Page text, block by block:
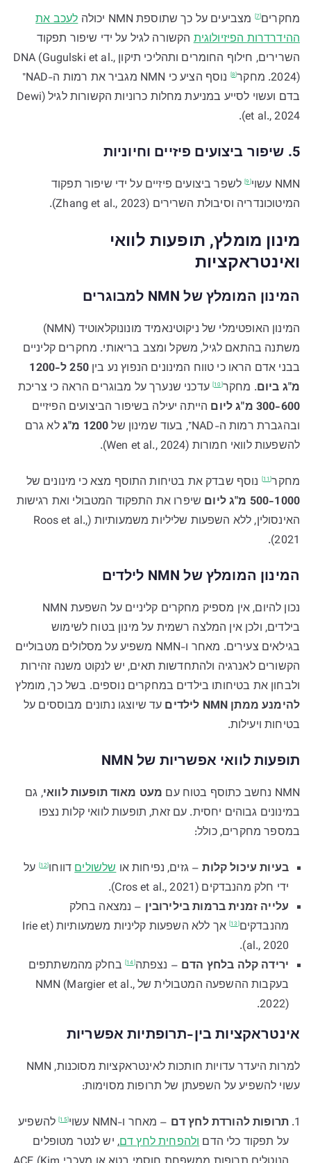
מחקרים[7] מצביעים על כך שתוספת NMN יכולה
לעכב את
ההידרדרות הפיזיולוגיתהקשורה לגיל על ידי שיפור תפקוד
השרירים, חילוף החומרים ותהליכי תיקון DNA (Gugulski et al.,
2024). מחקר[8]
נוסף הציע כי NMN מגביר את רמות ה-NAD⁺
בדם ועשוי לסייע במניעת מחלות כרוניות הקשורות לגיל (Dewi
et al., 2024).
5. שיפור ביצועים פיזיים וחיוניות
NMN עשוי[9]
לשפר ביצועים פיזיים על ידי שיפור תפקוד
המיטוכונדריה וסיבולת השרירים (Zhang et al., 2023).
מינון מומלץ, תופעות לוואי
ואינטראקציות
המינון המומלץ של NMN למבוגרים
המינון האופטימלי של ניקוטינאמיד מונונוקלאוטיד (NMN)
משתנה בהתאם לגיל, משקל ומצב בריאותי. מחקרים קליניים
בבני אדם הראו כי טווח המינונים הנפוץ נע בין
250 ל-1200
מ"ג ביום. מחקר[10]
עדכני שנערך על מבוגרים הראה כי צריכת
300-600 מ"ג ליום
הייתה יעילה בשיפור הביצועים הפיזיים
ובהגברת רמות ה-NAD⁺, בעוד שמינון של
1200 מ"ג
לא גרם
להשפעות לוואי חמורות (Wen et al., 2024).
מחקר[11]
נוסף שבדק את בטיחות התוסף מצא כי מינונים של
500-1000 מ"ג ליום
שיפרו את התפקוד המטבולי ואת רגישות
האינסולין, ללא השפעות שליליות משמעותיות (Roos et al.,
2021).
המינון המומלץ של NMN לילדים
נכון להיום, אין מספיק מחקרים קליניים על השפעת NMN
בילדים, ולכן אין המלצה רשמית על מינון בטוח לשימוש
בגילאים צעירים. מאחר ו-NMN משפיע על מסלולים מטבוליים
הקשורים לאנרגיה ולהתחדשות תאים, יש לנקוט משנה זהירות
ולבחון את בטיחותו בילדים במחקרים נוספים. בשל כך, מומלץ
להימנע ממתן NMN לילדים
עד שיוצגו נתונים מבוססים על
בטיחות ויעילות.
תופעות לוואי אפשריות של NMN
NMN נחשב כתוסף בטוח עם מעט מאוד תופעות לוואי, גם
במינונים גבוהים יחסית. עם זאת, תופעות לוואי קלות נצפו
במספר מחקרים, כולל:
בעיות עיכול קלות– גזים, נפיחות אושלשוליםדווחו[12]
על
ידי חלק מהנבדקים (Cros et al., 2021).
עלייה זמנית ברמות בילירובין – נמצאה בחלק
מהנבדקים[13]
אך ללא השפעות קליניות משמעותיות (Irie et
al., 2020).
ירידה קלה בלחץ הדם – נצפתה[14]
בחלק מהמשתתפים
בעקבות ההשפעה המטבולית של NMN (Margier et al.,
2022).
אינטראקציות בין-תרופתיות אפשריות
למרות היעדר עדויות חותכות לאינטראקציות מסוכנות, NMN
עשוי להשפיע על השפעתן של תרופות מסוימות:
תרופות להורדת לחץ דם – מאחר ו-NMN עשוי[15]
להשפיע
על תפקוד כלי הדםולהפחית לחץ דם, יש לנטר מטופלים